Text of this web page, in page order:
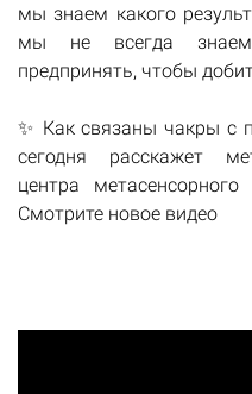
мы знаем какого
мы не всегда
предпринять, чтобы
✨ Как связаны чакры с
сегодня расскажет
центра
Смотрите новое видео